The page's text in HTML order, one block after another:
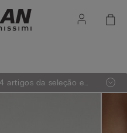
artigos da seleção e
e receba 2